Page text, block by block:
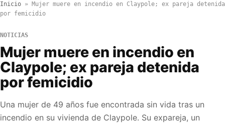
Inicio » Mujer muere en incendio en Claypole; ex pareja detenida
por femicidio
NOTICIAS
Mujer muere en incendio en
Claypole; ex pareja detenida
por femicidio
Una mujer de 49 años fue encontrada sin vida tras un
incendio en su vivienda de Claypole. Su expareja, un